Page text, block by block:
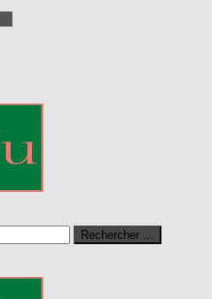
Rechercher …